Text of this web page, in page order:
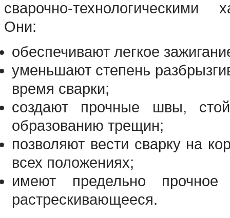
сварочно-технологическими
Они:
обеспечивают легкое
уменьшают степень
время сварки;
создают прочные швы,
образованию трещин;
позволяют вести сварку на
всех положениях;
имеют предельно
растрескивающееся.